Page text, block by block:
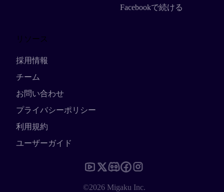
Facebookで続ける
リソース
採用情報
チーム
お問い合わせ
プライバシーポリシー
利用規約
ユーザーガイド
©2026 Migaku Inc.